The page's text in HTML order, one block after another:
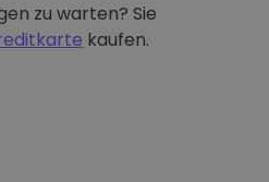
zu warten? Sie
kaufen.